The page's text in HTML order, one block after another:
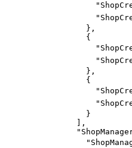
},
{
},
{
}
],